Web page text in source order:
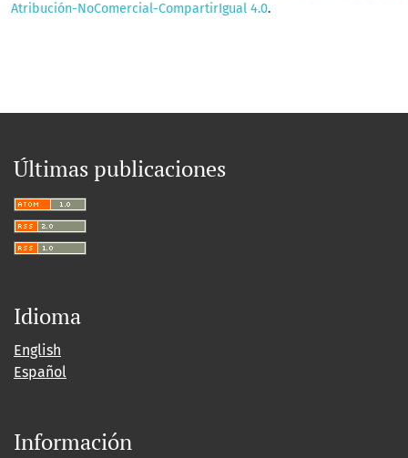
Atribución-NoComercial-CompartirIgual 4.0.
Últimas publicaciones
Idioma
English
Español
Información